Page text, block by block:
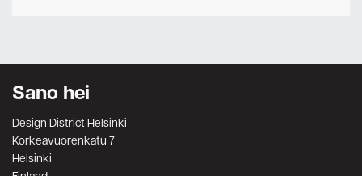
Sano hei
Design District Helsinki
Korkeavuorenkatu 7
Helsinki